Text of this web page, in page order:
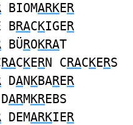
BIOMARKER
BRACKIGER
BÜROKRAT
RACKERN CRACKERS
DANKBARER
ARMKREBS
DEMARKIER